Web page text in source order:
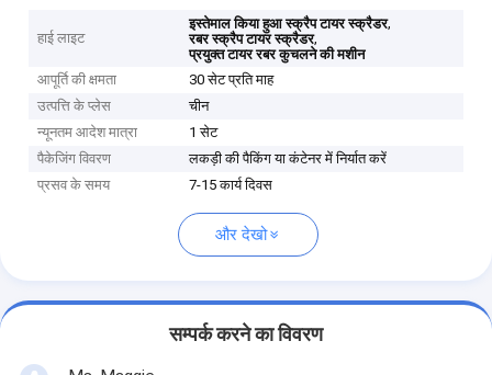
हाई लाइट
इस्तेमाल किया हुआ स्क्रैप टायर स्क्रैडर,
रबर स्क्रैप टायर स्क्रैडर,
प्रयुक्त टायर रबर कुचलने की मशीन
आपूर्ति की क्षमता
30 सेट प्रति माह
उत्पत्ति के प्लेस
चीन
न्यूनतम आदेश मात्रा
1 सेट
पैकेजिंग विवरण
लकड़ी की पैकिंग या कंटेनर में निर्यात करें
प्रसव के समय
7-15 कार्य दिवस
और देखो
सम्पर्क करने का विवरण